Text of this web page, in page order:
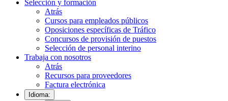
Selección y formación
Atrás
Cursos para empleados públicos
Oposiciones específicas de Tráfico
Concursos de provisión de puestos
Selección de personal interino
Trabaja con nosotros
Atrás
Recursos para proveedores
Factura electrónica
Idioma: